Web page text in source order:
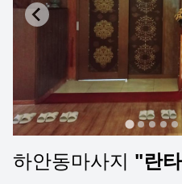
하안동마사지 "란